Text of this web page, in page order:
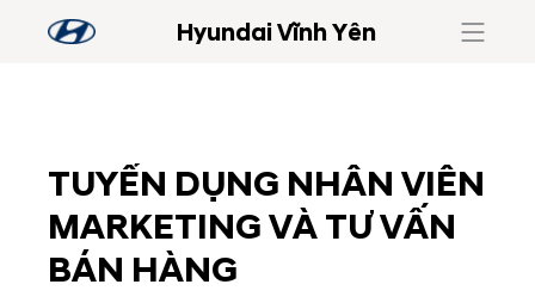
Hyundai Vĩnh Yên
TUYỂN DỤNG NHÂN VIÊN
MARKETING VÀ TƯ VẤN
BÁN HÀNG